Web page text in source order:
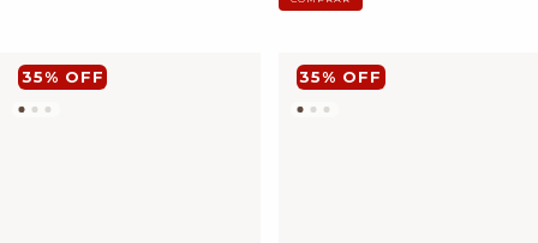
35% OFF 35% OFF